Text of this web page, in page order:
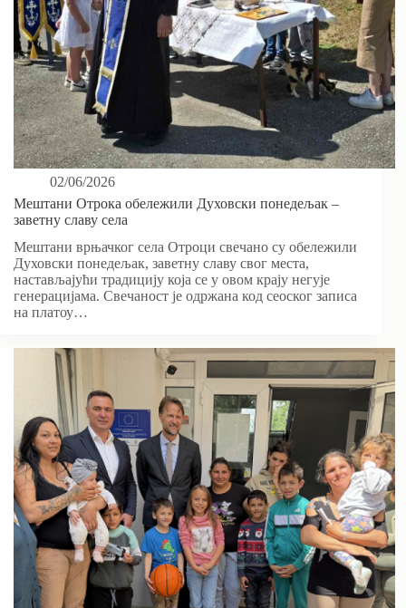
02/06/2026
Мештани Отрока обележили Духовски понедељак –
заветну славу села
Мештани врњачког села Отроци свечано су обележили
Духовски понедељак, заветну славу свог места,
настављајући традицију која се у овом крају негује
генерацијама. Свечаност је одржана код сеоског записа
на платоу…